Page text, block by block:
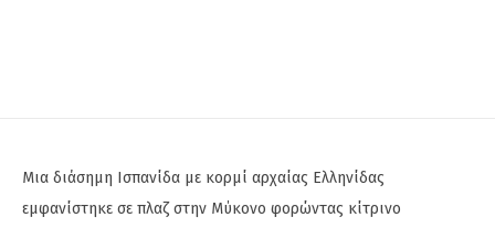
Μια διάσημη Ισπανίδα με κορμί αρχαίας Ελληνίδας
εμφανίστηκε σε πλαζ στην Μύκονο φορώντας κίτρινο